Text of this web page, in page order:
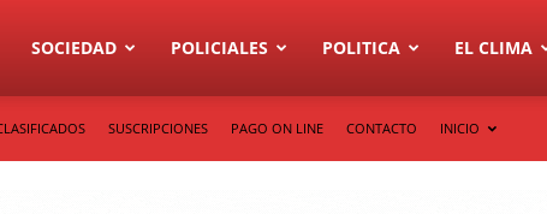
SOCIEDAD POLICIALES POLITICA EL CLIMA
SUSCRIPCIONES PAGO ON LINE CONTACTO INICIO